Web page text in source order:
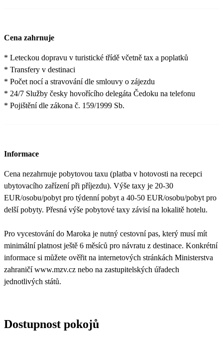
Cena zahrnuje
* Leteckou dopravu v turistické třídě včetně tax a poplatků
* Transfery v destinaci
* Počet nocí a stravování dle smlouvy o zájezdu
* 24/7 Služby česky hovořícího delegáta Čedoku na telefonu
* Pojištění dle zákona č. 159/1999 Sb.
Informace
Cena nezahrnuje pobytovou taxu (platba v hotovosti na recepci
ubytovacího zařízení při příjezdu). Výše taxy je 20-30
EUR/osobu/pobyt pro týdenní pobyt a 40-50 EUR/osobu/pobyt pro
delší pobyty. Přesná výše pobytové taxy závisí na lokalitě hotelu.
Pro vycestování do Maroka je nutný cestovní pas, který musí mít
minimální platnost ještě 6 měsíců pro návratu z destinace. Konkrétní
informace si můžete ověřit na internetových stránkách Ministerstva
zahraničí www.mzv.cz nebo na zastupitelských úřadech
jednotlivých států.
Dostupnost pokojů